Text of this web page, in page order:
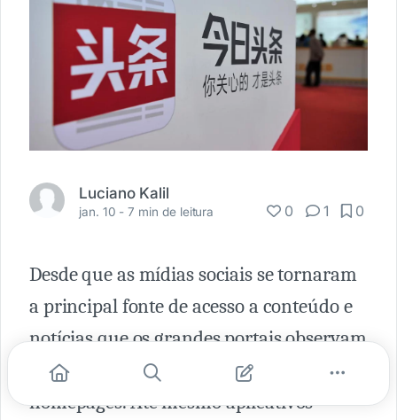
Luciano Kalil
jan. 10 -7 min de leitura 0 1 0
Desde que as mídias sociais se tornaram
a principal fonte de acesso a conteúdo e
notícias que os grandes portais observam
uma queda nas visitas em suas
homepages. Até mesmo aplicativos